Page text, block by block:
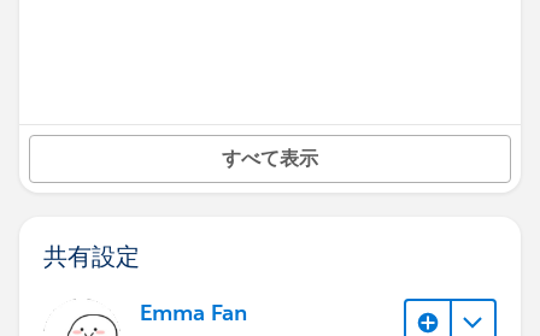
すべて表示
共有設定
Emma Fan